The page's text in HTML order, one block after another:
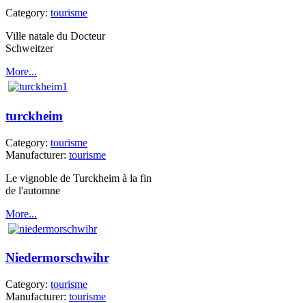
Category: tourisme
Ville natale du Docteur
Schweitzer
More...
turckheim
Category: tourisme
Manufacturer: tourisme
Le vignoble de Turckheim à la fin
de l'automne
More...
Niedermorschwihr
Category: tourisme
Manufacturer: tourisme